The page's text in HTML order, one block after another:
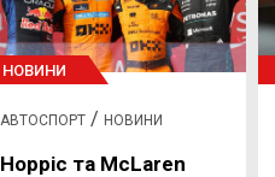
НОВИНИ
АВТОСПОРТ / НОВИНИ
Норріс та McLaren